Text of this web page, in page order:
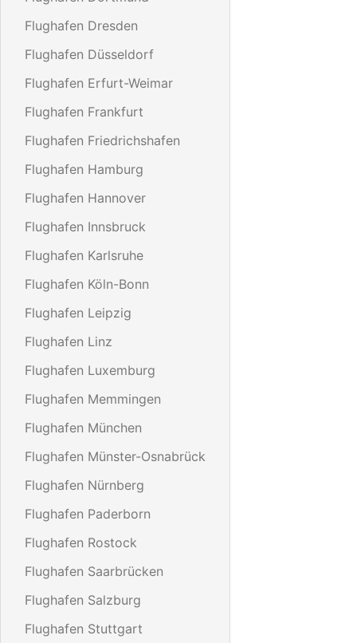
Flughafen Dresden
Flughafen Düsseldorf
Flughafen Erfurt-Weimar
Flughafen Frankfurt
Flughafen Friedrichshafen
Flughafen Hamburg
Flughafen Hannover
Flughafen Innsbruck
Flughafen Karlsruhe
Flughafen Köln-Bonn
Flughafen Leipzig
Flughafen Linz
Flughafen Luxemburg
Flughafen Memmingen
Flughafen München
Flughafen Münster-Osnabrück
Flughafen Nürnberg
Flughafen Paderborn
Flughafen Rostock
Flughafen Saarbrücken
Flughafen Salzburg
Flughafen Stuttgart